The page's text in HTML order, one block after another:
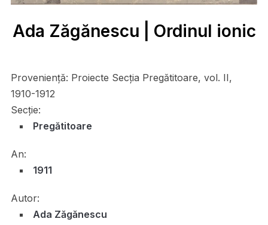
Ada Zăgănescu | Ordinul ionic
Proveniență: Proiecte Secția Pregătitoare, vol. II,
1910-1912
Secție:
Pregătitoare
An:
1911
Autor:
Ada Zăgănescu